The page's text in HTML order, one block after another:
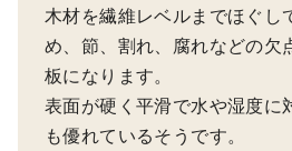
木材を繊維レベルまでほぐし
め、節、割れ、腐れなどの欠
板になります。
表面が硬く平滑で水や湿度に
も優れているそうです。